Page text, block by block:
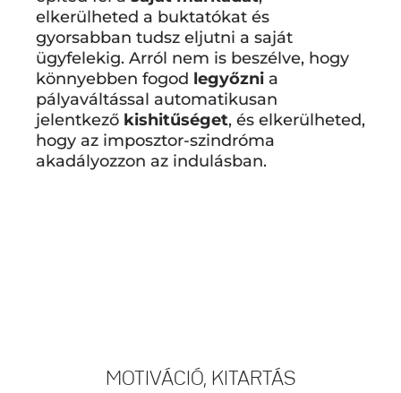
elkerülheted a buktatókat és
gyorsabban tudsz eljutni a saját
ügyfelekig. Arról nem is beszélve, hogy
könnyebben fogod legyőzni a
pályaváltással automatikusan
jelentkező kishitűséget, és elkerülheted,
hogy az imposztor-szindróma
akadályozzon az indulásban.
MOTIVÁCIÓ, KITARTÁS